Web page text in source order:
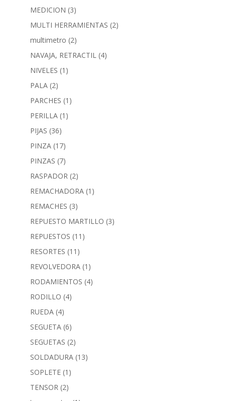
MEDICION (3)
MULTI HERRAMIENTAS (2)
multimetro (2)
NAVAJA, RETRACTIL (4)
NIVELES (1)
PALA (2)
PARCHES (1)
PERILLA (1)
PIJAS (36)
PINZA (17)
PINZAS (7)
RASPADOR (2)
REMACHADORA (1)
REMACHES (3)
REPUESTO MARTILLO (3)
REPUESTOS (11)
RESORTES (11)
REVOLVEDORA (1)
RODAMIENTOS (4)
RODILLO (4)
RUEDA (4)
SEGUETA (6)
SEGUETAS (2)
SOLDADURA (13)
SOPLETE (1)
TENSOR (2)